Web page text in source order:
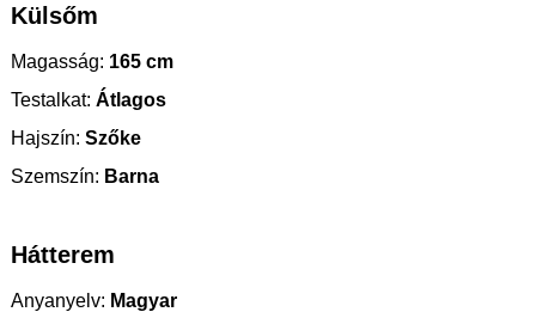
Külsőm
Magasság: 165 cm
Testalkat: Átlagos
Hajszín: Szőke
Szemszín: Barna
Hátterem
Anyanyelv: Magyar